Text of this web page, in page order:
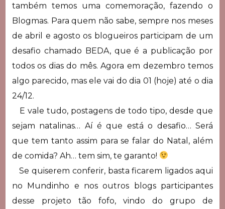
também temos uma comemoração, fazendo o
Blogmas. Para quem não sabe, sempre nos meses
de abril e agosto os blogueiros participam de um
desafio chamado BEDA, que é a publicação por
todos os dias do mês. Agora em dezembro temos
algo parecido, mas ele vai do dia 01 (hoje) até o dia
24/12.
E vale tudo, postagens de todo tipo, desde que
sejam natalinas… Aí é que está o desafio… Será
que tem tanto assim para se falar do Natal, além
de comida? Ah… tem sim, te garanto!
Se quiserem conferir, basta ficarem ligados aqui
no Mundinho e nos outros blogs participantes
desse projeto tão fofo, vindo do grupo de